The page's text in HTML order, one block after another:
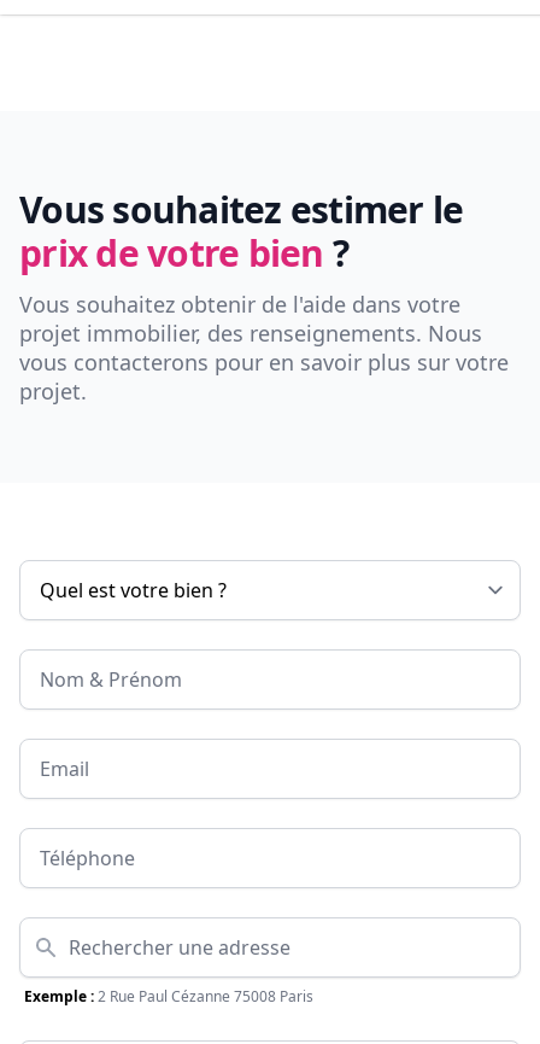
Vous souhaitez estimer le
prix de votre bien ?
Vous souhaitez obtenir de l'aide dans votre
projet immobilier, des renseignements. Nous
vous contacterons pour en savoir plus sur votre
projet.
Nom & Prénom
Email
Téléphone
Adresse
Exemple :2 Rue Paul Cézanne 75008 Paris